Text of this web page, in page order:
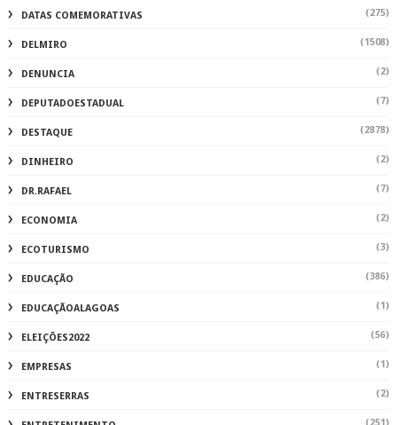
DATAS COMEMORATIVAS (275)
DELMIRO (1508)
DENUNCIA (2)
DEPUTADOESTADUAL (7)
DESTAQUE (2878)
DINHEIRO (2)
DR.RAFAEL (7)
ECONOMIA (2)
ECOTURISMO (3)
EDUCAÇÃO (386)
EDUCAÇÃOALAGOAS (1)
ELEIÇÕES2022 (56)
EMPRESAS (1)
ENTRESERRAS (2)
(251)